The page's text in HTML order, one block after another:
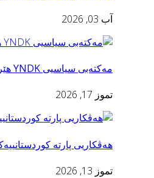
آب 03, 2026
مەکتەبی سیاسیی YNDK هێرشە مووشەکییەکانی ئێران بۆ …
تموز 17, 2026
هەڤکاریی پارتە
تموز 13, 2026